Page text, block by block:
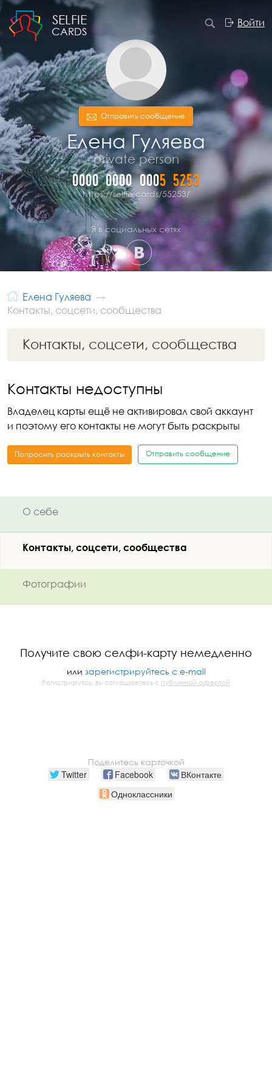
SELFIE
CARDS
Войти
Отправить сообщение
Елена Гуляева
private person
0000 0000 0005 5253
https://selfie.cards/55253/
Я в социальных сетях
Елена Гуляева
Контакты, соцсети, сообщества
Контакты, соцсети, сообщества
Контакты недоступны
Владелец карты ещё не активировал свой аккаунт
и поэтому его контакты не могут быть раскрыты
Попросить раскрыть контакты Отправить сообщение
О себе
Контакты, соцсети, сообщества
Фотографии
Получите свою селфи-карту немедленно
или зарегистрируйтесь с e-mail
Регистрируясь, вы соглашаетесь с публичной офертой
Поделитесь карточкой
Twitter Facebook
ВКонтакте
Одноклассники